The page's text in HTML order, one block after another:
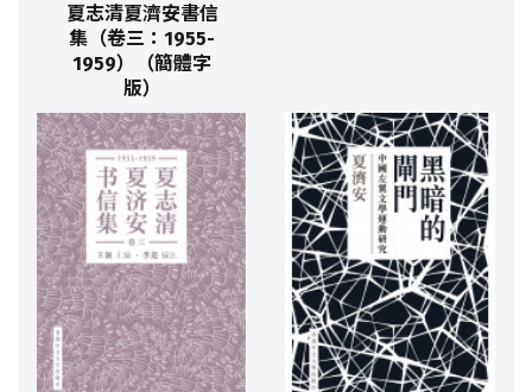
夏志清夏濟安書信
集（卷三：1955-
1959）（簡體字
版）